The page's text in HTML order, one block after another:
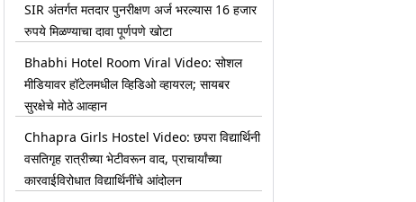
SIR अंतर्गत मतदार पुनरीक्षण अर्ज भरल्यास 16 हजार
रुपये मिळण्याचा दावा पूर्णपणे खोटा
Bhabhi Hotel Room Viral Video: सोशल
मीडियावर हॉटेलमधील व्हिडिओ व्हायरल; सायबर
सुरक्षेचे मोठे आव्हान
Chhapra Girls Hostel Video: छपरा विद्यार्थिनी
वसतिगृह रात्रीच्या भेटीवरून वाद, प्राचार्यांच्या
कारवाईविरोधात विद्यार्थिनींचे आंदोलन